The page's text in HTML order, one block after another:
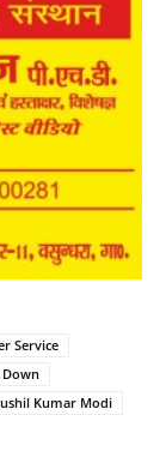
Service
Down
Kumar Modi